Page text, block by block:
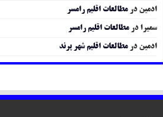
ادمین درمطالعات اقلیم رامسر
سمیرا درمطالعات اقلیم رامسر
ادمین درمطالعات اقلیم شهر پرند